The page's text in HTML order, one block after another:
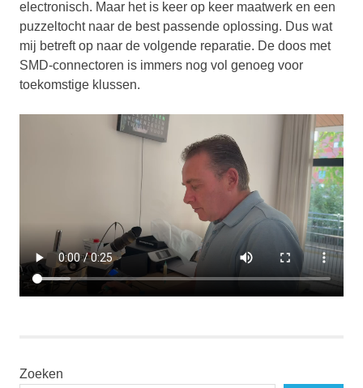
electronisch. Maar het is keer op keer maatwerk en een
puzzeltocht naar de best passende oplossing. Dus wat
mij betreft op naar de volgende reparatie. De doos met
SMD-connectoren is immers nog vol genoeg voor
toekomstige klussen.
Zoeken